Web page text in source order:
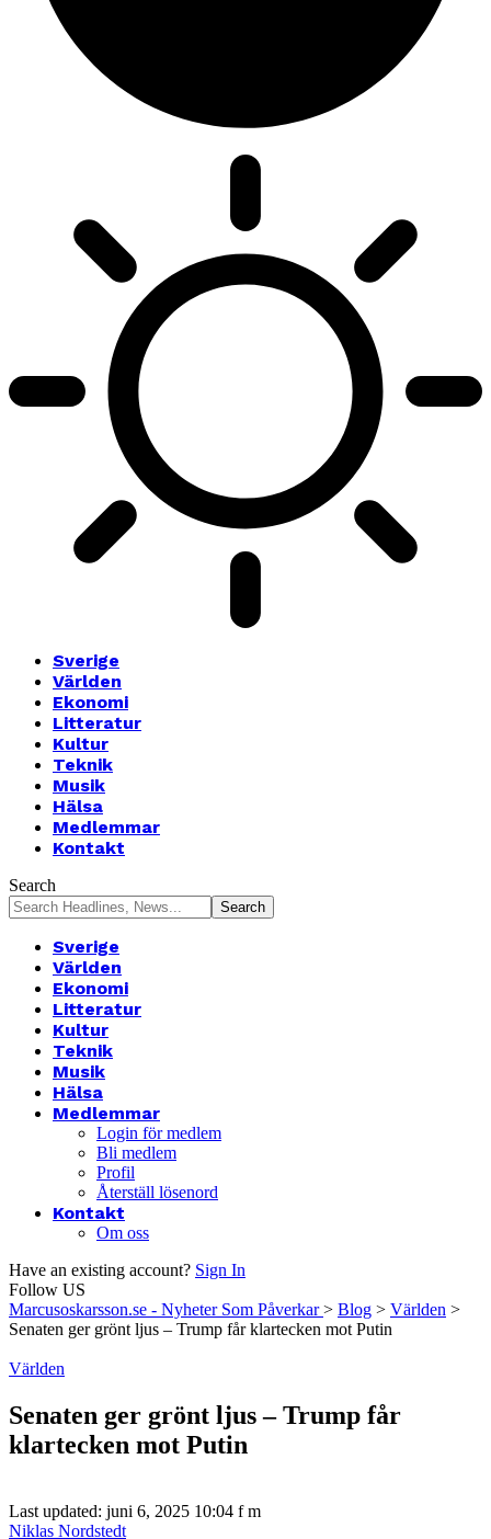
Sverige
Världen
Ekonomi
Litteratur
Kultur
Teknik
Musik
Hälsa
Medlemmar
Kontakt
Search
Sverige
Världen
Ekonomi
Litteratur
Kultur
Teknik
Musik
Hälsa
Medlemmar
Login för medlem
Bli medlem
Profil
Återställ lösenord
Kontakt
Om oss
Have an existing account? Sign In
Follow US
Marcusoskarsson.se - Nyheter Som Påverkar> Blog > Världen >
Senaten ger grönt ljus – Trump får klartecken mot Putin
Världen
Senaten ger grönt ljus – Trump får
klartecken mot Putin
Last updated: juni 6, 2025 10:04 f m
Niklas Nordstedt